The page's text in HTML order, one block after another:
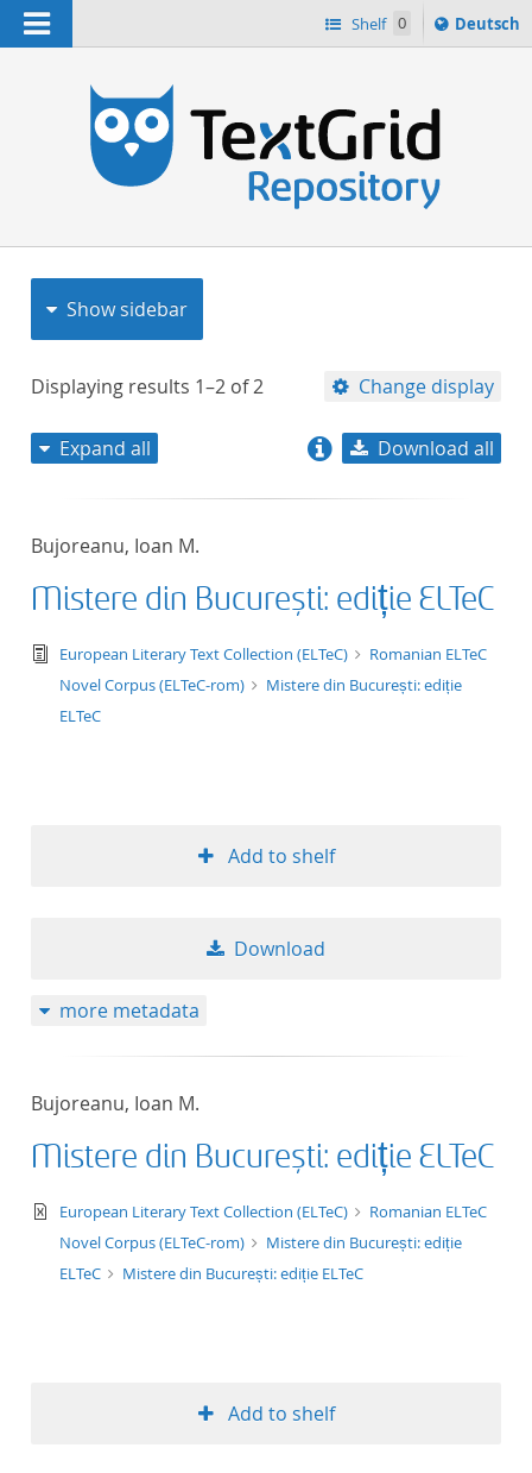
Navigation Shelf 0
Sprache
ï¿½ndern
Deutsch
Show sidebar
Displaying results 1–2 of2 Change display
title descending
format ascending
Expand all Download all
Bujoreanu, Ioan M.
Mistere din București: ediție ELTeC
text/tg.edition+tg.aggregation+xml
European Literary Text Collection (ELTeC)
Romanian ELTeC
Novel Corpus (ELTeC-rom)
Mistere din București: ediție
ELTeC
Add to shelf
Download
more metadata
Bujoreanu, Ioan M.
Mistere din București: ediție ELTeC
text/xml
European Literary Text Collection (ELTeC)
Romanian ELTeC
Novel Corpus (ELTeC-rom)
Mistere din București: ediție
ELTeC
Mistere din București: ediție ELTeC
Add to shelf